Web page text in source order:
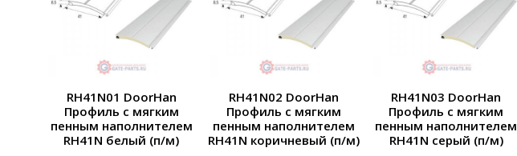
RH41N01 DoorHan
Профиль с мягким
пенным наполнителем
RH41N белый (п/м)
RH41N02 DoorHan
Профиль с мягким
пенным наполнителем
RH41N коричневый (п/м)
RH41N03 DoorHan
Профиль с мягким
пенным наполнителем
RH41N серый (п/м)